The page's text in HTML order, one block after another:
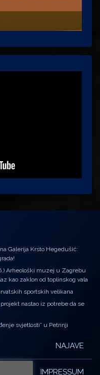
Galerija Krsto Hegedušić:
Arheološki muzej u Zagrebu
kao zaklon od toplinskog vala
sportskih velikana
nastao iz potrebe da se
svjetlosti” u Petrinji
NAJAVE
IMPRESSUM